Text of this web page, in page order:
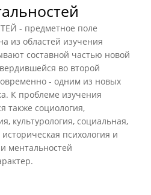
- предметное поле
из областей изучения
составной частью новой
во второй
- одним из новых
К проблеме изучения
также социология,
культурология, социальная,
психология и
ментальностей